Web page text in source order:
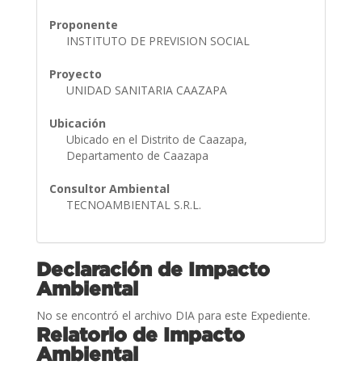
Proponente
INSTITUTO DE PREVISION SOCIAL
Proyecto
UNIDAD SANITARIA CAAZAPA
Ubicación
Ubicado en el Distrito de Caazapa,
Departamento de Caazapa
Consultor Ambiental
TECNOAMBIENTAL S.R.L.
Declaración de Impacto
Ambiental
No se encontró el archivo DIA para este Expediente.
Relatorio de Impacto
Ambiental